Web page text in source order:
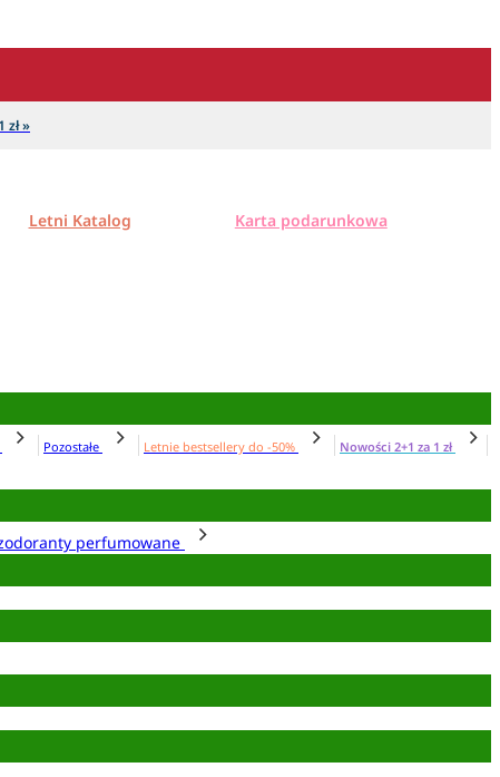
zł »
Letni Katalog Karta podarunkowa
Pozostałe Letnie bestsellery do -50%
Nowości 2+1 za 1 zł
perfumowane